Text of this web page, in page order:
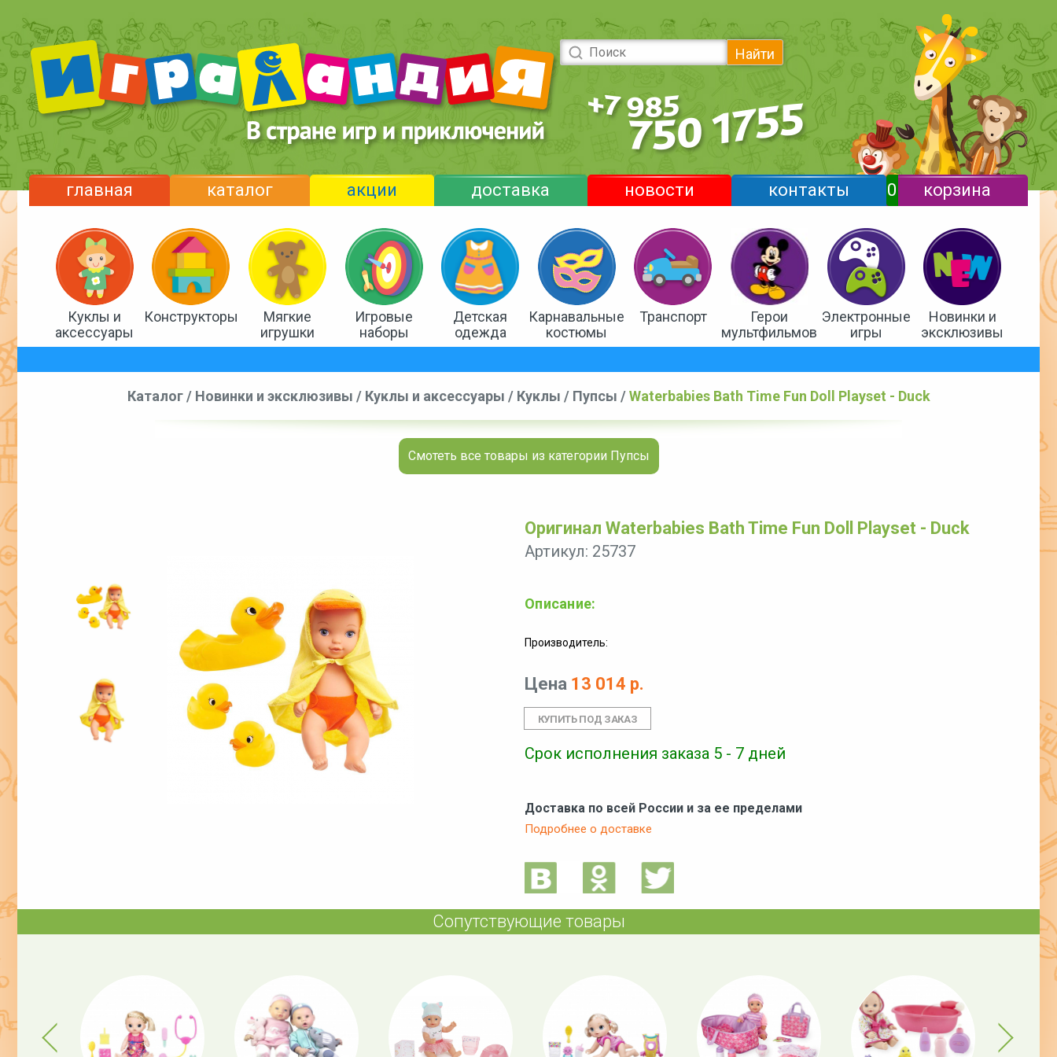
Найти
главная каталог акции доставка новости контакты 0 корзина
Куклы и
аксессуары
Конструкторы
Мягкие
игрушки
Игровые
наборы
Детская
одежда
Карнавальные
костюмы
Транспорт
Герои
мультфильмов
Электронные
игры
Новинки и
эксклюзивы
Каталог/ Новинки и эксклюзивы / Куклы и аксессуары / Куклы / Пупсы /Waterbabies Bath Time Fun Doll Playset - Duck
Смотеть все товары из категории Пупсы
Оригинал Waterbabies Bath Time Fun Doll Playset - Duck
Артикул: 25737
Описание:
Производитель:
Цена 13 014 р.
Срок исполнения заказа 5 - 7 дней
Доставка по всей России и за ее пределами
Подробнее о доставке
Сопутствующие товары
Previous Next